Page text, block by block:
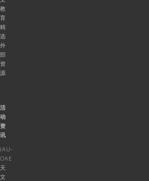
教
育
精
选
外
部
资
源
活
动
资
讯
IAU-
OAE
天
文